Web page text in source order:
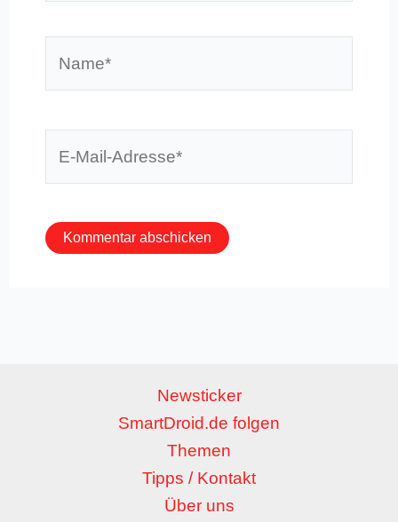
Newsticker
SmartDroid.de folgen
Themen
Tipps / Kontakt
Über uns